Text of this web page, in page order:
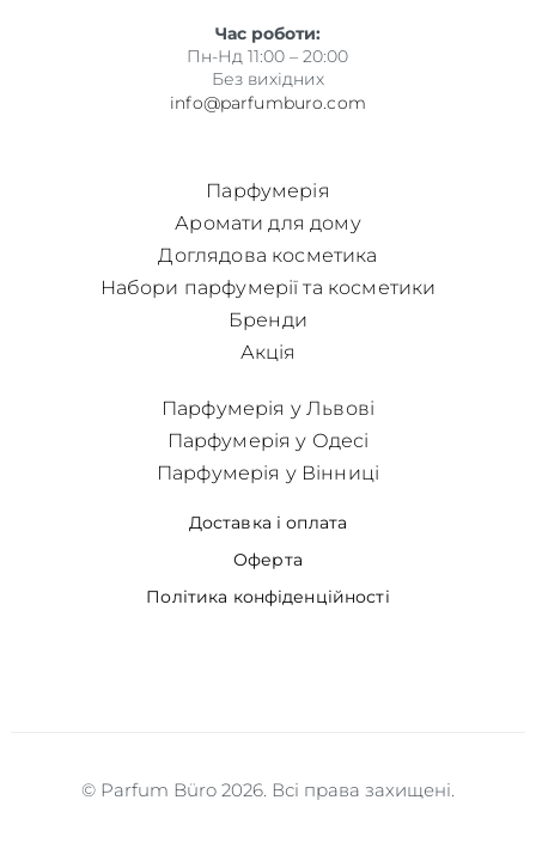
Час роботи:
Пн-Нд 11:00 – 20:00
Без вихідних
info@parfumburo.com
Парфумерія
Аромати для дому
Доглядова косметика
Набори парфумерії та косметики
Бренди
Акція
Доставка і оплата
Оферта
Політика конфіденційності
Парфумерія у Львові
Парфумерія у Одесі
Парфумерія у Вінниці
© Parfum Büro 2026. Всі права захищені.